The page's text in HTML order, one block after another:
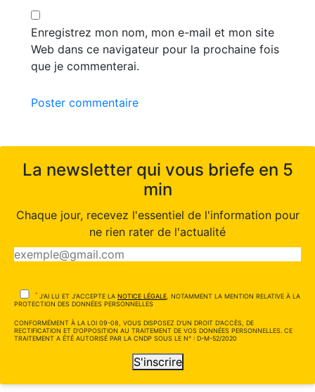
Enregistrez mon nom, mon e-mail et mon site
Web dans ce navigateur pour la prochaine fois
que je commenterai.
Poster commentaire
La newsletter qui vous briefe en 5
min
Chaque jour, recevez l'essentiel de l'information pour
ne rien rater de l'actualité
* J'AI LU ET J'ACCEPTE LA NOTICE LÉGALE , NOTAMMENT LA MENTION RELATIVE À LA
PROTECTION DES DONNÉES PERSONNELLES
CONFORMÉMENT À LA LOI 09-08, VOUS DISPOSEZ D'UN DROIT D'ACCÈS, DE
RECTIFICATION ET D'OPPOSITION AU TRAITEMENT DE VOS DONNÉES PERSONNELLES. CE
TRAITEMENT A ÉTÉ AUTORISÉ PAR LA CNDP SOUS LE N° : D-M-52/2020
S'inscrire